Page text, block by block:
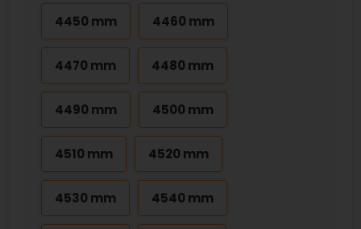
4450 mm 4460 mm
4470 mm 4480 mm
4490 mm 4500 mm
4510 mm 4520 mm
4530 mm 4540 mm